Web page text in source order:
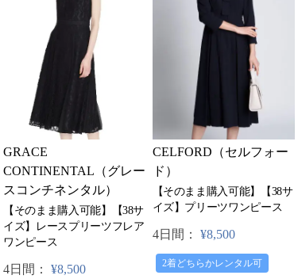
GRACE
CONTINENTAL（グレー
スコンチネンタル）
【そのまま購入可能】【38サ
イズ】レースプリーツフレア
ワンピース
4日間： ¥8,500
CELFORD（セルフォー
ド）
【そのまま購入可能】【38サ
イズ】プリーツワンピース
4日間： ¥8,500
2着どちらかレンタル可